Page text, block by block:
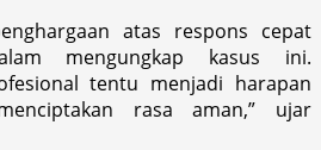
atas respons cepat
mengungkap kasus ini.
tentu menjadi harapan
rasa aman,” ujar